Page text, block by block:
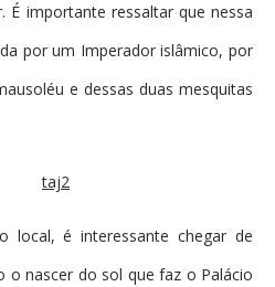
É importante ressaltar que nessa
por um Imperador islâmico, por
e dessas duas mesquitas
local, é interessante chegar de
o nascer do sol que faz o Palácio